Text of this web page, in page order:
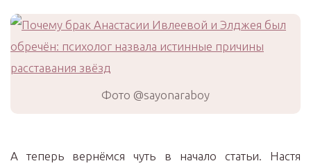
Фото @sayonaraboy
А теперь вернёмся чуть в начало статьи. Настя